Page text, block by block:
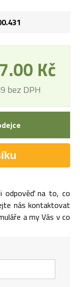
Kč
bez DPH
odpověď na to, co
nás kontaktovat
a my Vás v co